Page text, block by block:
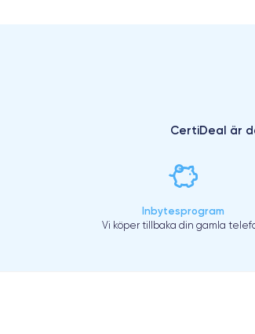
CertiDeal är
Inbytesprogram
Vi köper tillbaka din gamla